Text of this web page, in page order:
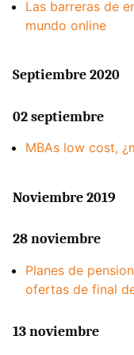
Las barreras de
mundo online
Septiembre 2020
02 septiembre
MBAs low cost,
Noviembre 2019
28 noviembre
Planes de
ofertas de final
13 noviembre